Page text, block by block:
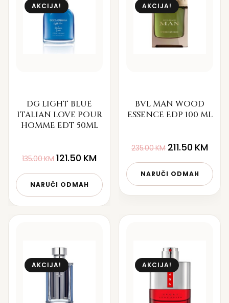
AKCIJA!
DG LIGHT BLUE
ITALIAN LOVE POUR
HOMME EDT 50ML
135.00KM 121.50 KM
NARUČI ODMAH
AKCIJA!
BVL MAN WOOD
ESSENCE EDP 100 ML
235.00KM 211.50 KM
NARUČI ODMAH
AKCIJA! AKCIJA!